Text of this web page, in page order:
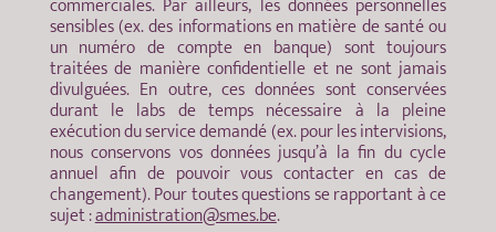
sensibles (ex. des informations en matière de santé ou
un numéro de compte en banque) sont toujours
traitées de manière confidentielle et ne sont jamais
divulguées. En outre, ces données sont conservées
durant le labs de temps nécessaire à la pleine
exécution du service demandé (ex. pour les intervisions,
nous conservons vos données jusqu’à la fin du cycle
annuel afin de pouvoir vous contacter en cas de
changement). Pour toutes questions se rapportant à ce
sujet :administration@smes.be.